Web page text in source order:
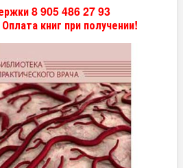
8 905 486 27 93
книг при получении!